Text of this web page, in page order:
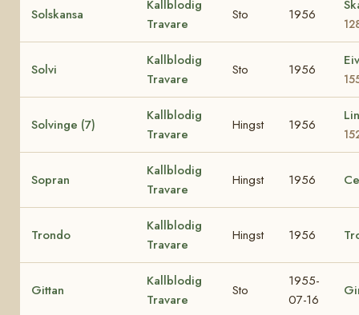
Solskansa
Kallblodig
Travare
Sto 1956
Solvi
Kallblodig
Travare
Sto 1956
Solvinge (7)
Kallblodig
Travare
Hingst 1956
Sopran
Kallblodig
Travare
Hingst 1956
Trondo
Kallblodig
Travare
Hingst 1956
Gittan
Kallblodig
Travare
Sto
1955-
07-16